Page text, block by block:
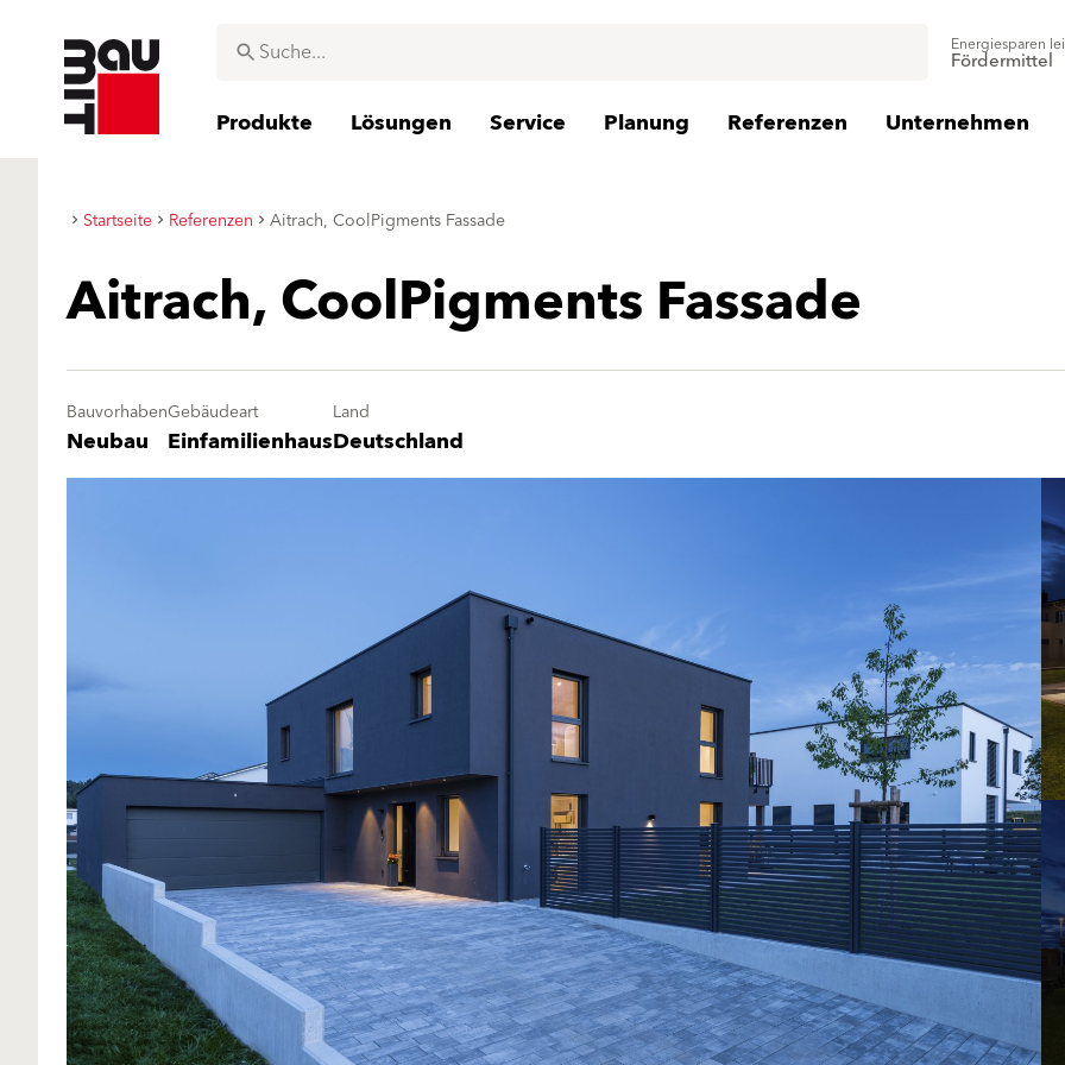
Energiesparen
Fördermittel
Produkte Lösungen Service Planung Referenzen Unternehmen
Startseite Referenzen Aitrach, CoolPigments Fassade
Aitrach, CoolPigments Fassade
Bauvorhaben
Neubau
Gebäudeart
Einfamilienhaus
Land
Deutschland